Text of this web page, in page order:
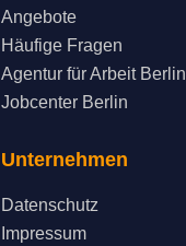
Angebote
Häufige Fragen
Agentur für Arbeit Berlin
Jobcenter Berlin
Unternehmen
Datenschutz
Impressum